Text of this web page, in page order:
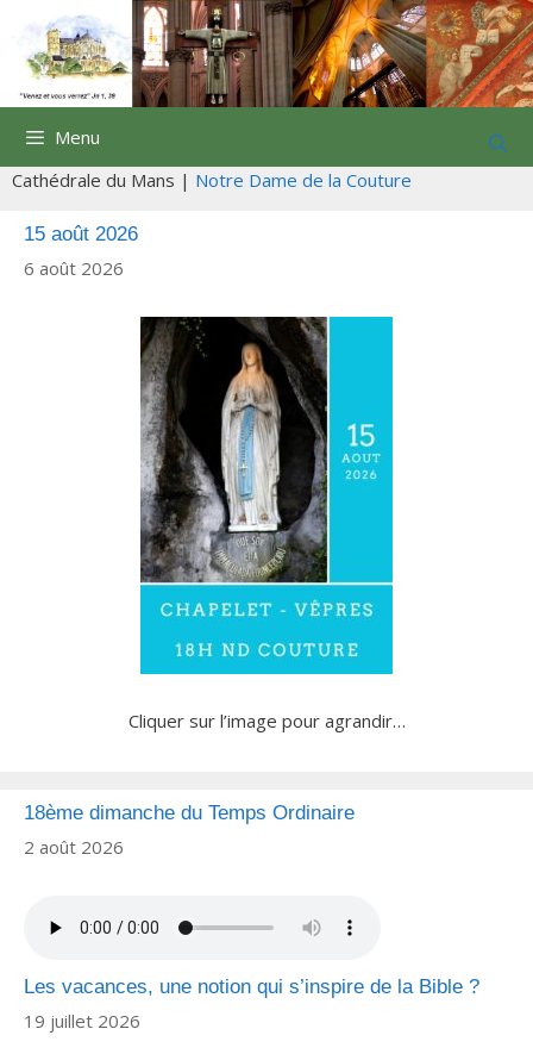
contenu
Menu
Cathédrale du Mans | Notre Dame de la Couture
15 août 2026
6 août 2026
Cliquer sur l’image pour agrandir…
18ème dimanche du Temps Ordinaire
2 août 2026
Les vacances, une notion qui s’inspire de la Bible ?
19 juillet 2026